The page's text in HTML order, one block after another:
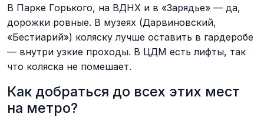
В Парке Горького, на ВДНХ и в «Зарядье» — да,
дорожки ровные. В музеях (Дарвиновский,
«Бестиарий») коляску лучше оставить в гардеробе
— внутри узкие проходы. В ЦДМ есть лифты, так
что коляска не помешает.
Как добраться до всех этих мест
на метро?